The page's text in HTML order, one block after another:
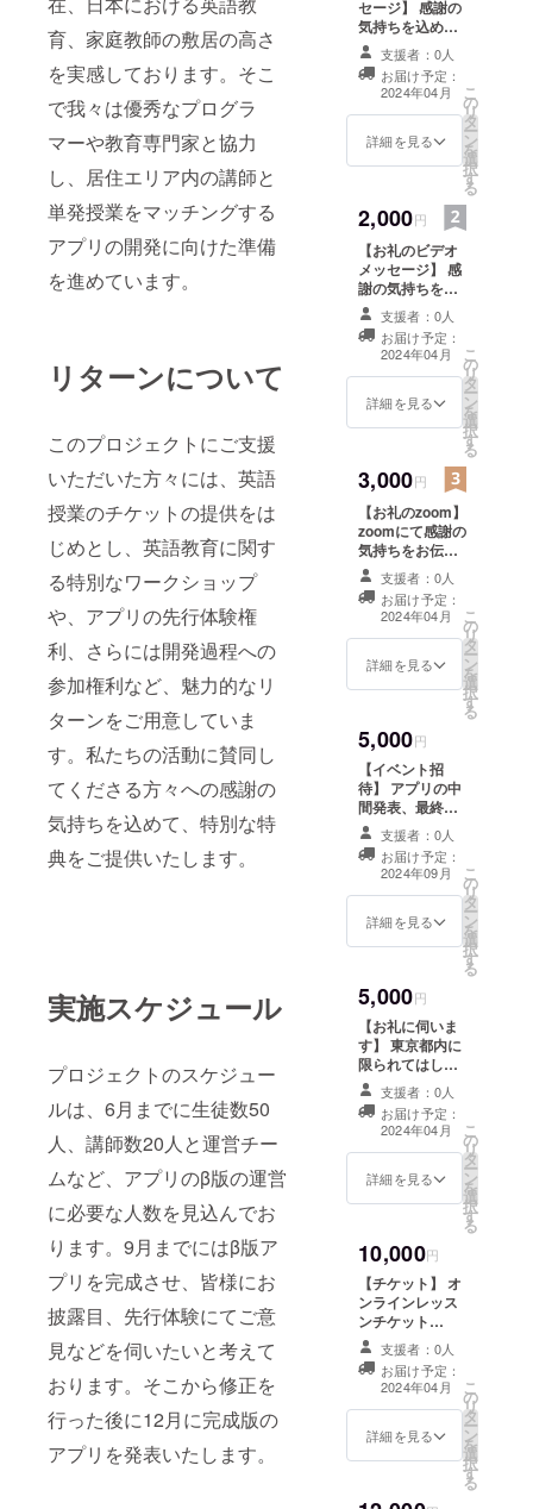
育、家庭教師の敷居の高さ
を実感しております。そこ
で我々は優秀なプログラ
マーや教育専門家と協力
し、居住エリア内の講師と
単発授業をマッチングする
アプリの開発に向けた準備
を進めています。
リターンについて
このプロジェクトにご支援
いただいた方々には、英語
授業のチケットの提供をは
じめとし、英語教育に関す
る特別なワークショップ
や、アプリの先行体験権
利、さらには開発過程への
参加権利など、魅力的なリ
ターンをご用意していま
す。私たちの活動に賛同し
てくださる方々への感謝の
気持ちを込めて、特別な特
典をご提供いたします。
実施スケジュール
プロジェクトのスケジュー
ルは、6月までに生徒数50
人、講師数20人と運営チー
ムなど、アプリのβ版の運営
に必要な人数を見込んでお
ります。9月までにはβ版ア
プリを完成させ、皆様にお
披露目、先行体験にてご意
見などを伺いたいと考えて
おります。そこから修正を
行った後に12月に完成版の
アプリを発表いたします。
セージ】 感謝の
気持ちを込め
て、お礼のメッ
セージをお送り
します。
支援者：0人
お届け予定：
2024年04月
詳細を見る
こ
の
リ
タ
ー
ン
を
選
択
す
る
2,000円
【お礼のビデオ
メッセージ】 感
謝の気持ちを込
めて、お礼のビ
デオメッセージ
をお送りしま
す。 皆様のお名
前を含めて、個
別にお送りいた
します。 ご希望
さい
支援者：0人
お届け予定：
2024年04月
詳細を見る
こ
の
リ
タ
ー
ン
を
選
択
す
る
3,000円
【お礼のzoom】
zoomにて感謝の
気持ちをお伝え
し、事業内容に
ついて、などお
話できればと存
じます。 1時間
前後を見込んで
おります。
支援者：0人
お届け予定：
2024年04月
詳細を見る
こ
の
リ
タ
ー
ン
を
選
択
す
る
5,000円
【イベント招
待】 アプリの中
間発表、最終発
表会にご招待い
たします。 ・日
程：2024年9
月、12月 開催
予定 ・場所：東
京都内 ・イベン
流、ゲストを招
いてのトーク
セッションを予
定しておりま
す。 ・支援者様
の交通費や滞在
費は各自でご負
担ください。 ・
会場など詳細情
報はメールにて
ご案内します。
・皆様と交流
ただける貴重な
機会となるかと
存じます。
支援者：0人
お届け予定：
2024年09月
詳細を見る
こ
の
リ
タ
ー
ン
を
選
択
す
る
5,000円
【お礼に伺いま
す】 東京都内に
限られてはしま
いますが、感謝
の気持ちを込め
て、お礼に伺い
ます。１時間ほ
どお話させてい
ただければと存
通費をご負担い
ただきます。ご
了承ください。
支援者：0人
お届け予定：
2024年04月
詳細を見る
こ
の
リ
タ
ー
ン
を
選
択
す
る
10,000円
【チケット】 オ
ンラインレッス
ンチケット
12000円分（50
分レッスン×3回
分） ・オンライ
ンレッスンにご
利用いただけま
す。 ・現金への
支援者：0人
お届け予定：
2024年04月
詳細を見る
こ
の
リ
タ
ー
ン
を
選
択
す
る